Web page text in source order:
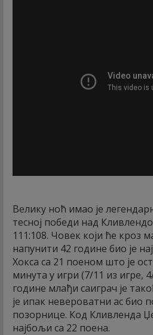
Велику ноћ имао је
тесној победи над
111:108. Човек који ће кроз
напунити 42 године био је
Хокса са 21 поеном што је
минута у игри (7/11 из игре,
године млађи саиграч је
је ипак невероватни ас био
позорнице. Код Кливленда
најбољи са 22 поена.